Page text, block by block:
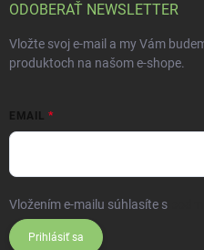
ODOBERAŤ NEWSLETTER
Vložte svoj e-mail a my Vám
produktoch na našom e-shope.
EMAIL
Vložením e-mailu súhlasíte s
Prihlásiť sa